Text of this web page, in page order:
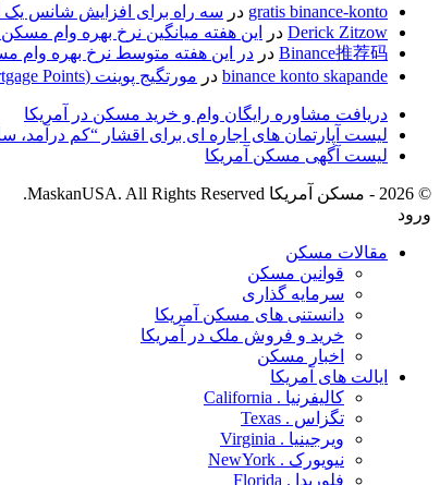
gratis binance-konto در سه راه برای افزایش شانس یک
Derick Zitzow در
این هفته میانگین نرخ بهره وام مسکن 30 ساله با نرخ ثابت 2.93 درصد بود.
Binance推荐码 در در این هفته متوسط نرخ بهره وام
binance konto skapande در مورتگیج پوینت (Mortgage Points) در بحث وام مسکن به چه معنی است؟
دریافت مشاوره رایگان وام و خرید مسکن در آمریکا
لیست آپارتمان های اجاره ای­ برای اقشار “کم درآمد،
لیست آگهی مسکن آمریکا
© 2026 - مسکن آمریکا MaskanUSA. All Rights Reserved.
ورود
مقالات مسکن
قوانین مسکن
سرمایه گذاری
دانستنی های مسکن آمریکا
خرید و فروش ملک در آمریکا
اخبار مسکن
ایالت های آمریکا
کالیفرنیا . California
تگزاس . Texas
ویرجینیا . Virginia
نیویورک . NewYork
فلوریدا . Florida